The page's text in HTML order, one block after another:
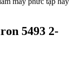
5493 2-